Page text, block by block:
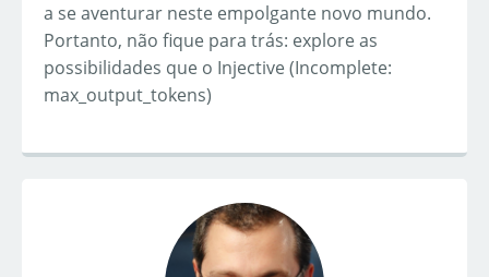
a se aventurar neste empolgante novo mundo.
Portanto, não fique para trás: explore as
possibilidades que o Injective (Incomplete:
max_output_tokens)